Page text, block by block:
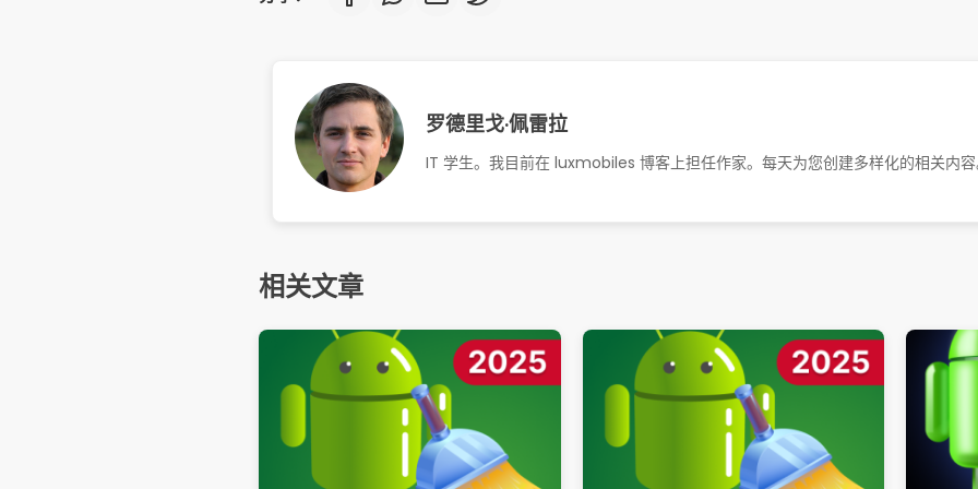
罗德里戈·佩雷拉
IT 学生。我目前在 luxmobiles 博客上担任作家。每天为您创建多样化的相关内
相关文章